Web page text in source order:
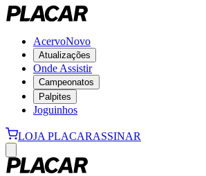
AcervoNovo
Atualizações
Onde Assistir
Campeonatos
Palpites
Joguinhos
LOJA PLACARASSINAR